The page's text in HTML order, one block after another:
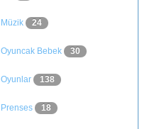
Müzik 24
Oyuncak Bebek 30
Oyunlar 138
Prenses 18